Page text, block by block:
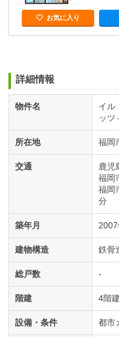
お気に入り
詳細情報
物件名
イル
ッツ
所在地 福岡
交通
鹿児
福岡
福岡
分
築年月 2007
建物構造 鉄骨
総戸数 -
階建 4階建
設備・条件 都市